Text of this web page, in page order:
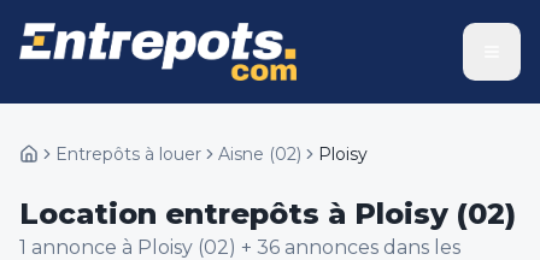
Entrepôts à louer Aisne (02) Ploisy
Location entrepôts à Ploisy (02)
1 annonce à Ploisy (02) + 36 annonces dans les